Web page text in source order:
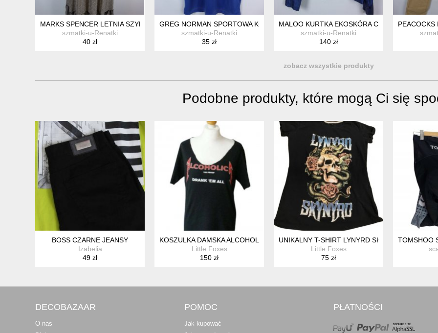
MARKS SPENCER LETNIA SZYFONOWA SUKIENKA FALBANY 14 / 40
szmatki-u-Renatki
40 zł
GREG NORMAN SPORTOWA KOSZULKA POLO / L
szmatki-u-Renatki
35 zł
MALOO KURTKA EKOSKÓRA CEKINY / 42 Z
szmatki-u-Renatki
140 zł
PEACOCKS
zobacz wszystkie produkty
Podobne produkty, które mogą Ci się
BOSS CZARNE JEANSY
Izabelia
49 zł
KOSZULKA DAMSKA ALCOHOLICA UNIKAT T-SHIRT
Little Foxes
150 zł
UNIKALNY T-SHIRT LYNYRD SKYNYRD CZASZKA
Little Foxes
75 zł
TOMSHOO
DECOBAZAAR
O nas
POMOC
Jak kupować
PŁATNOŚCI